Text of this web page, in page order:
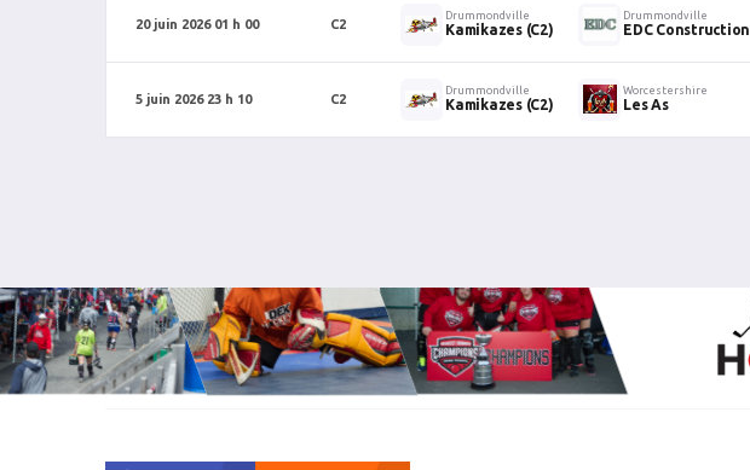
20 juin 2026 01 h 00 C2
Drummondville
Kamikazes (C2)
Drummondville
EDC Construction
5 juin 2026 23 h 10 C2
Drummondville
Kamikazes (C2)
Worcestershire
Les As